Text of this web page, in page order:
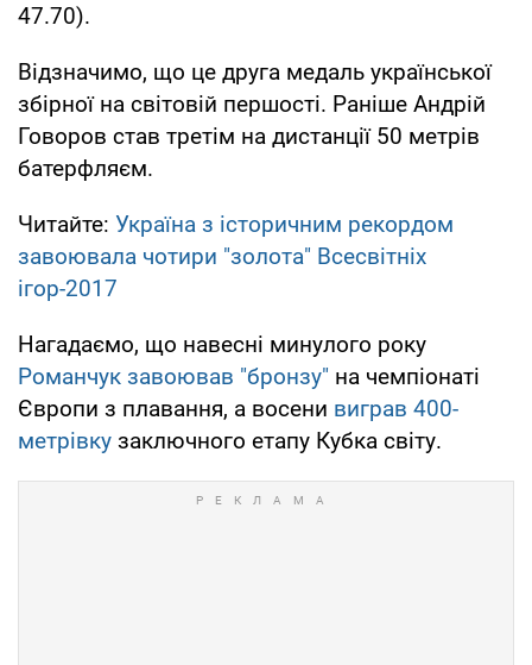
47.70).
Відзначимо, що це друга медаль української
збірної на світовій першості. Раніше Андрій
Говоров став третім на дистанції 50 метрів
батерфляєм.
Читайте: Україна з історичним рекордом
завоювала чотири "золота" Всесвітніх
ігор-2017
Нагадаємо, що навесні минулого року
Романчук завоював "бронзу" на чемпіонаті
Європи з плавання, а восени виграв 400-
метрівку заключного етапу Кубка світу.